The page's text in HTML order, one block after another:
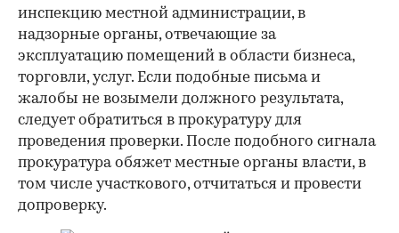
инспекцию местной администрации, в
надзорные органы, отвечающие за
эксплуатацию помещений в области бизнеса,
торговли, услуг. Если подобные письма и
жалобы не возымели должного результата,
следует обратиться в прокуратуру для
проведения проверки. После подобного сигнала
прокуратура обяжет местные органы власти, в
том числе участкового, отчитаться и провести
допроверку.